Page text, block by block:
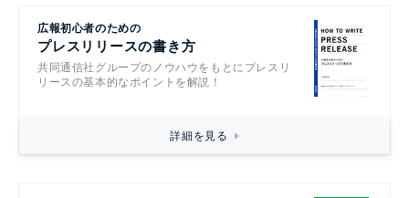
広報初心者のための
プレスリリースの書き方
共同通信社グループのノウハウをもとにプレスリ
リースの基本的なポイントを解説！
詳細を見る